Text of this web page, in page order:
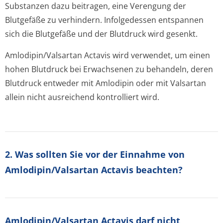
Substanzen dazu beitragen, eine Verengung der
Blutgefäße zu verhindern. Infolgedessen entspannen
sich die Blutgefäße und der Blutdruck wird gesenkt.
Amlodipin/Valsartan Actavis wird verwendet, um einen
hohen Blutdruck bei Erwachsenen zu behandeln, deren
Blutdruck entweder mit Amlodipin oder mit Valsartan
allein nicht ausreichend kontrolliert wird.
2. Was sollten Sie vor der Einnahme von
Amlodipin/Valsartan Actavis beachten?
Amlodipin/Val­sartan Actavis darf nicht